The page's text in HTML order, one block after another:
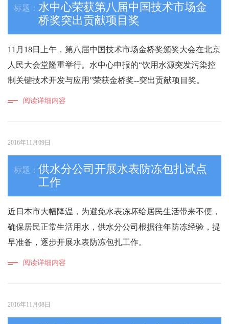
水中心荣获第八届中国技术市场金
桥奖突出贡献项目奖
11月18日上午，第八届中国技术市场金桥奖颁奖大会在北京
人民大会堂隆重举行。水中心申报的“饮用水源突发污染控
制关键技术开发与应用”荣获金桥奖--突出贡献项目奖。
阅读详细内容
2016年11月09日
供水分公司开展水表防冻包扎试点
工作
近日本市大幅降温，为避免水表冻坏给居民生活带来不便，
确保居民正常生活用水，供水分公司根据往年防冻经验，提
早准备，逐步开展水表防冻包扎工作。
阅读详细内容
2016年11月08日